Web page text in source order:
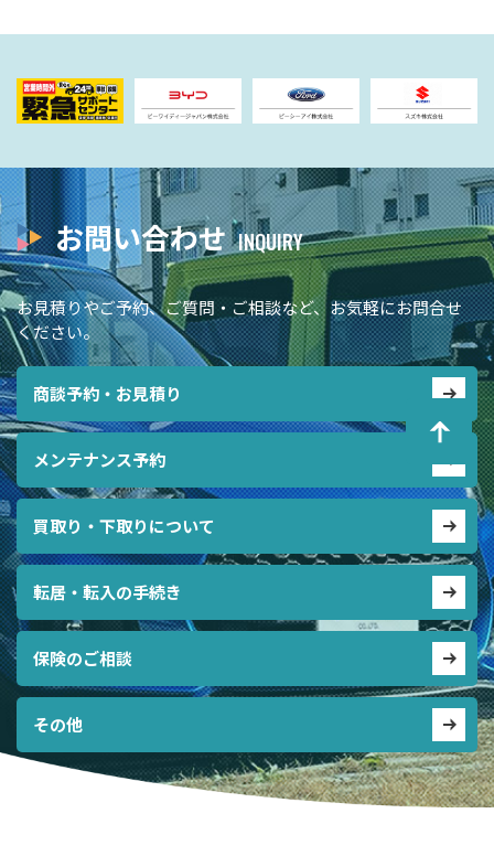
お問い合わせ
お見積りやご予約、ご質問・ご相談など、お気軽にお問合せ
ください。
商談予約・お見積り
メンテナンス予約
買取り・下取りについて
転居・転入の手続き
保険のご相談
その他